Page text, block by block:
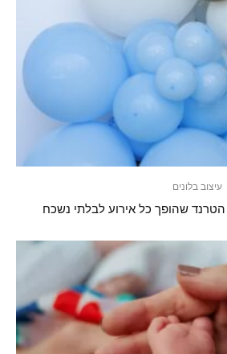
עיצוב בלונים
הטרנד שהופך כל אירוע לבלתי נשכח